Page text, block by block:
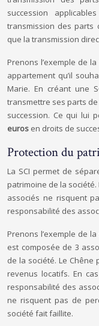
succession
transmission des parts
que la transmission
Prenons l’exemple de
appartement qu’il
Marie. En créant une
transmettre ses parts
succession. Ce qui lui
euros en droits de
Protection du
La SCI permet de
patrimoine de la société.
associés ne risquent
responsabilité des
Prenons l’exemple de
est composée de 3
de la société. Le
revenus locatifs. En
responsabilité des
ne risquent pas de
société fait faillite.